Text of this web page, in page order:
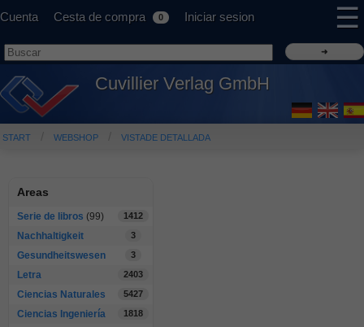
Cuenta Cesta de compra 0 Iniciar sesion ☰
Cuvillier Verlag GmbH
START WEBSHOP VISTADE DETALLADA
Areas
Serie de libros (99) 1412
Nachhaltigkeit 3
Gesundheitswesen 3
Letra 2403
Ciencias Naturales 5427
Ciencias Ingeniería 1818